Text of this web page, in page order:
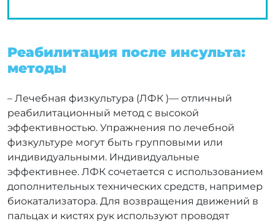
Реабилитация после инсульта:
методы
– Лечебная физкультура (ЛФК )— отличный
реабилитационный метод с высокой
эффективностью. Упражнения по лечебной
физкультуре могут быть групповыми или
индивидуальными. Индивидуальные
эффективнее. ЛФК сочетается с использованием
дополнительных технических средств, например
биокатализатора. Для возвращения движений в
пальцах и кистях рук используют проводят